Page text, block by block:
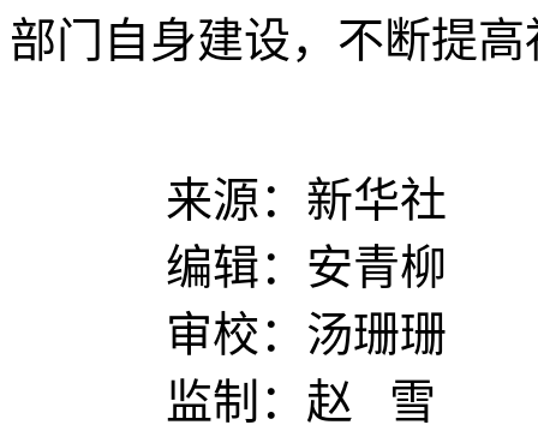
部门自身建设，不断提
来源：新华社
编辑：安青柳
审校：汤珊珊
监制：赵 雪